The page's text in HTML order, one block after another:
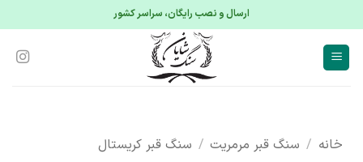
ارسال و نصب رایگان، سراسر کشور
خانه / سنگ قبر مرمریت / سنگ قبر کریستال